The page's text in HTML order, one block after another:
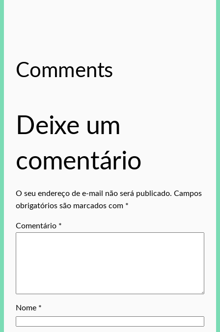
Comments
Deixe um
comentário
O seu endereço de e-mail não será publicado. Campos
obrigatórios são marcados com *
Comentário *
Nome *